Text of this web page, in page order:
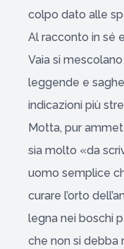
colpo dato alle
Al racconto in sé
Vaia si
leggende e
indicazioni più
Motta, pur
sia molto «da
uomo semplice
curare l’orto
legna nei boschi
che non si debba